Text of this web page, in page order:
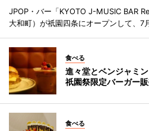
JPOP・バー「KYOTO J-MUSIC BAR
大和町）が祇園四条にオープンして、7
食べる
進々堂とベンジャミ
祇園祭限定バーガー
食べる